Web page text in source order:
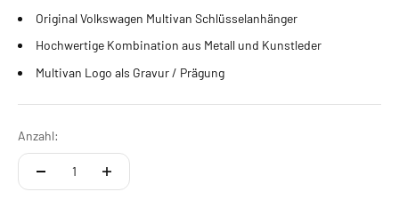
Original Volkswagen Multivan Schlüsselanhänger
Hochwertige Kombination aus Metall und Kunstleder
Multivan Logo als Gravur / Prägung
Anzahl: